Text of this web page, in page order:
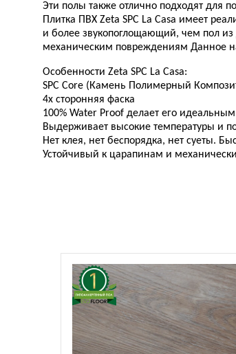
Эти полы также отлично подходят для
Плитка ПВХ Zeta SPC La Casa имеет
и более звукопоглощающий, чем пол из
механическим повреждениям Данное
Особенности Zeta SPC La Casa:
SPC Core (Камень Полимерный
4х сторонняя фаска
100% Water Proof делает его
Выдерживает высокие температуры и
Нет клея, нет беспорядка, нет суеты.
Устойчивый к царапинам и